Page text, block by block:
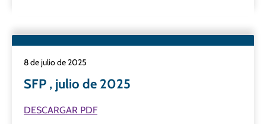
8 de julio de 2025
SFP , julio de 2025
DESCARGAR PDF